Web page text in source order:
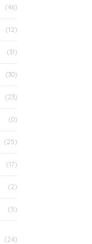
(46)
(12)
(31)
(30)
(23)
(0)
(25)
(17)
(2)
(5)
(24)